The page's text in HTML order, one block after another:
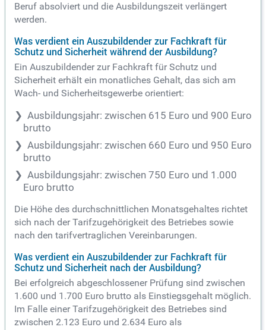
Beruf absolviert und die Ausbildungszeit verlängert
werden.
Was verdient ein Auszubildender zur Fachkraft für
Schutz und Sicherheit während der Ausbildung?
Ein Auszubildender zur Fachkraft für Schutz und
Sicherheit erhält ein monatliches Gehalt, das sich am
Wach- und Sicherheitsgewerbe orientiert:
Ausbildungsjahr: zwischen 615 Euro und 900 Euro
brutto
Ausbildungsjahr: zwischen 660 Euro und 950 Euro
brutto
Ausbildungsjahr: zwischen 750 Euro und 1.000
Euro brutto
Die Höhe des durchschnittlichen Monatsgehaltes richtet
sich nach der Tarifzugehörigkeit des Betriebes sowie
nach den tarifvertraglichen Vereinbarungen.
Was verdient ein Auszubildender zur Fachkraft für
Schutz und Sicherheit nach der Ausbildung?
Bei erfolgreich abgeschlossener Prüfung sind zwischen
1.600 und 1.700 Euro brutto als Einstiegsgehalt möglich.
Im Falle einer Tarifzugehörigkeit des Betriebes sind
zwischen 2.123 Euro und 2.634 Euro als